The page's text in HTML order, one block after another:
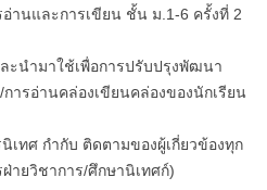
านและการเขียน ชั้น ม.1-6 ครั้งที่ 2
ะนำมาใช้เพื่อการปรับปรุงพัฒนา
ารอ่านคล่องเขียนคล่องของนักเรียน
นิเทศ กำกับ ติดตามของผู้เกี่ยวข้องทุก
ายวิชาการ/ศึกษานิเทศก์)